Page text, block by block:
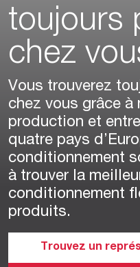
toujours
chez
Vous trouverez
chez vous grâce
production et
quatre pays
conditionnement
à trouver la
conditionnement
produits.
Trouvez un